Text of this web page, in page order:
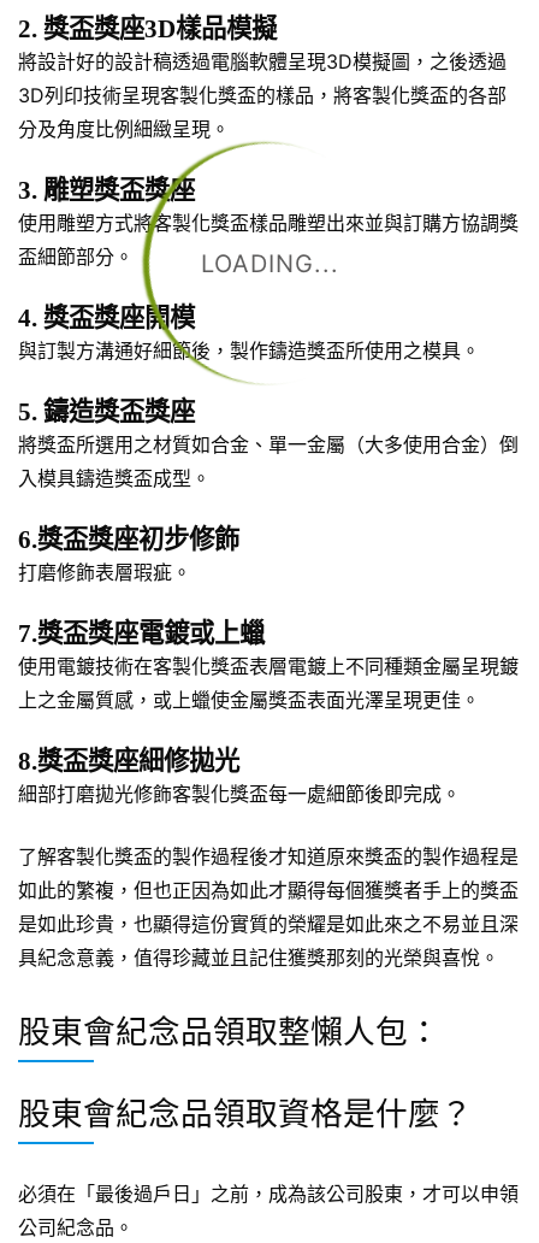
LOADING...
2. 獎盃獎座3D樣品模擬
將設計好的設計稿透過電腦軟體呈現3D模擬圖，之後透過
3D列印技術呈現客製化獎盃的樣品，將客製化獎盃的各部
分及角度比例細緻呈現。
3. 雕塑獎盃獎座
使用雕塑方式將客製化獎盃樣品雕塑出來並與訂購方協調獎
盃細節部分。
4. 獎盃獎座開模
與訂製方溝通好細節後，製作鑄造獎盃所使用之模具。
5. 鑄造獎盃獎座
將獎盃所選用之材質如合金、單一金屬（大多使用合金）倒
入模具鑄造獎盃成型。
6.獎盃獎座初步修飾
打磨修飾表層瑕疵。
7.獎盃獎座電鍍或上蠟
使用電鍍技術在客製化獎盃表層電鍍上不同種類金屬呈現鍍
上之金屬質感，或上蠟使金屬獎盃表面光澤呈現更佳。
8.獎盃獎座細修拋光
細部打磨拋光修飾客製化獎盃每一處細節後即完成。
了解客製化獎盃的製作過程後才知道原來獎盃的製作過程是
如此的繁複，但也正因為如此才顯得每個獲獎者手上的獎盃
是如此珍貴，也顯得這份實質的榮耀是如此來之不易並且深
具紀念意義，值得珍藏並且記住獲獎那刻的光榮與喜悅。
股東會紀念品領取整懶人包：
股東會紀念品領取資格是什麼？
必須在「最後過戶日」之前，成為該公司股東，才可以申領
公司紀念品。